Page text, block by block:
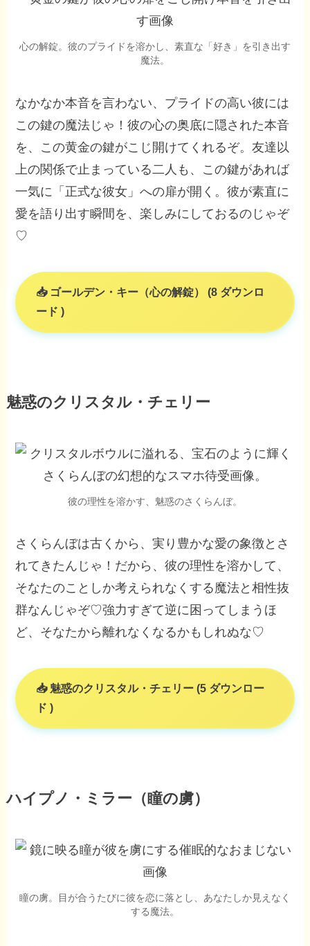
心の解錠。彼のプライドを溶かし、素直な「好き」を引き出す
魔法。
なかなか本音を言わない、プライドの高い彼には
この鍵の魔法じゃ！彼の心の奥底に隠された本音
を、この黄金の鍵がこじ開けてくれるぞ。友達以
上の関係で止まっている二人も、この鍵があれば
一気に「正式な彼女」への扉が開く。彼が素直に
愛を語り出す瞬間を、楽しみにしておるのじゃぞ
♡
ゴールデン・キー（心の解錠） (8 ダウンロ
ード )
魅惑のクリスタル・チェリー
彼の理性を溶かす、魅惑のさくらんぼ。
さくらんぼは古くから、実り豊かな愛の象徴とさ
れてきたんじゃ！だから、彼の理性を溶かして、
そなたのことしか考えられなくする魔法と相性抜
群なんじゃぞ♡強力すぎて逆に困ってしまうほ
ど、そなたから離れなくなるかもしれぬな♡
魅惑のクリスタル・チェリー (5 ダウンロー
ド )
ハイプノ・ミラー（瞳の虜）
瞳の虜。目が合うたびに彼を恋に落とし、あなたしか見えなく
する魔法。